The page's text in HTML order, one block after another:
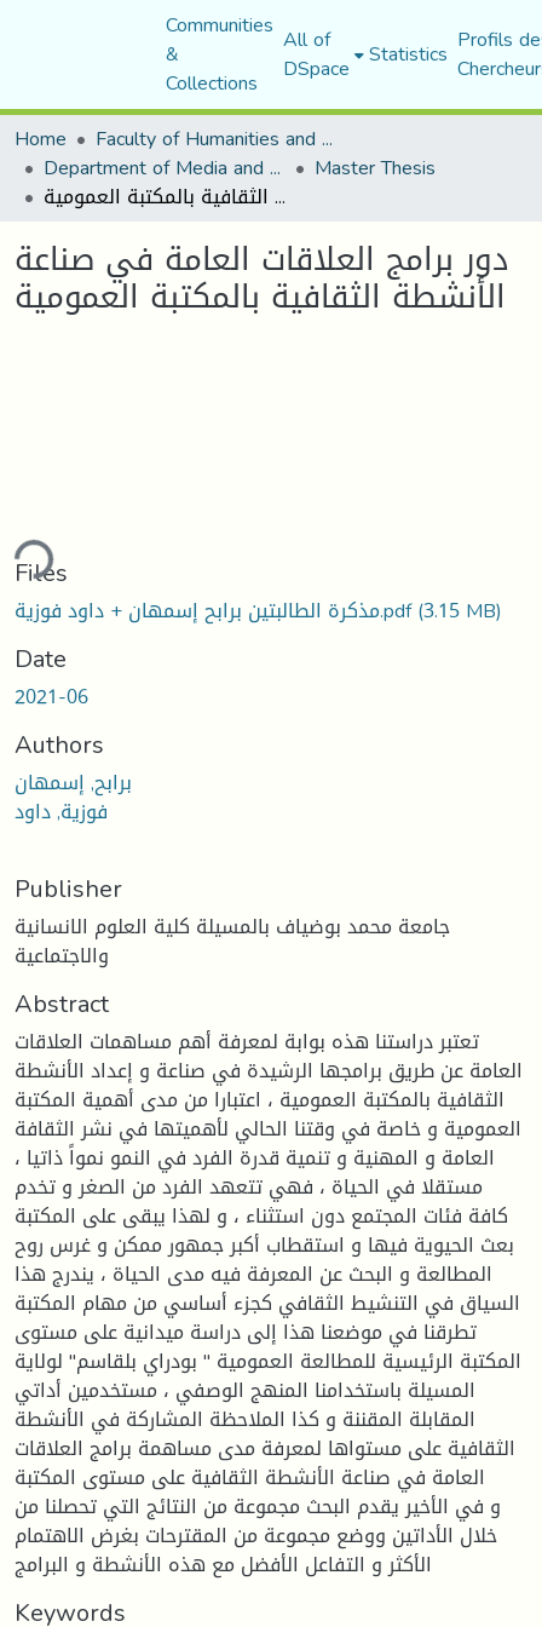
Communities
&
Collections
All of
DSpace Statistics Profils
Home
Faculty of Humanities and Social Sciences
Department of Media and Communication Studies Master Thesis
دور برامج العلاقات العامة في صناعة الأنشطة الثقافية بالمكتبة العمومية
دور برامج العلاقات العامة في صناعة
الأنشطة الثقافية بالمكتبة العمومية
Files
مذكرة الطالبتين برابح إسمهان + داود فوزية.pdf(3.15 MB)
Date
2021-06
Authors
برابح, إسمهان
فوزية, داود
Publisher
جامعة محمد بوضياف بالمسيلة كلية العلوم الانسانية
والاجتماعية
Abstract
تعتبر دراستنا هذه بوابة لمعرفة أهم مساهمات العلاقات
العامة عن طريق برامجها الرشيدة في صناعة و إعداد الأنشطة
الثقافية بالمكتبة العمومية ، اعتبارا من مدى أهمية المكتبة
العمومية و خاصة في وقتنا الحالي لأهميتها في نشر الثقافة
العامة و المهنية و تنمية قدرة الفرد في النمو نمواً ذاتيا ،
مستقلا في الحياة ، فهي تتعهد الفرد من الصغر و تخدم
كافة فئات المجتمع دون استثناء ، و لهذا يبقى على المكتبة
بعث الحيوية فيها و استقطاب أكبر جمهور ممكن و غرس روح
المطالعة و البحث عن المعرفة فيه مدى الحياة ، يندرج هذا
السياق في التنشيط الثقافي كجزء أساسي من مهام المكتبة
تطرقنا في موضعنا هذا إلى دراسة ميدانية على مستوى
المكتبة الرئيسية للمطالعة العمومية " بودراي بلقاسم" لولاية
المسيلة باستخدامنا المنهج الوصفي ، مستخدمين أداتي
المقابلة المقننة و كذا الملاحظة المشاركة في الأنشطة
الثقافية على مستواها لمعرفة مدى مساهمة برامج العلاقات
العامة في صناعة الأنشطة الثقافية على مستوى المكتبة
و في الأخير يقدم البحث مجموعة من النتائج التي تحصلنا من
خلال الأداتين ووضع مجموعة من المقترحات بغرض الاهتمام
الأكثر و التفاعل الأفضل مع هذه الأنشطة و البرامج
Keywords